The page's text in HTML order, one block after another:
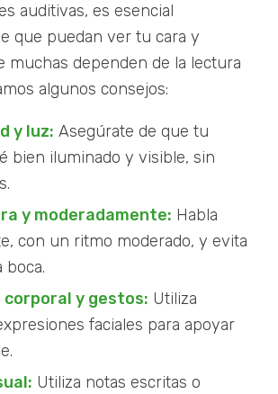
auditivas, es esencial
que puedan ver tu cara y
muchas dependen de la lectura
algunos consejos:
y luz: Asegúrate de que tu
bien iluminado y visible, sin
y moderadamente: Habla
con un ritmo moderado, y evita
boca.
corporal y gestos: Utiliza
faciales para apoyar
Utiliza notas escritas o